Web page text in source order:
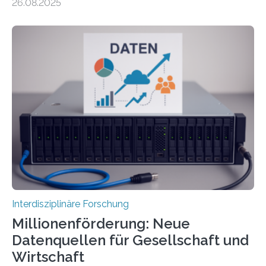
aus der phönizischen Siedlung Mozia, vor der Küste
Rolle von Düften für die Identitätsbildung, die
Erinnerungskultur sowie den interkulturellen Austausch
im Mittelmeerraum der Eisenzeit. Zum ersten Mal hat
ein interdisziplinäres Forscherteam eine umfassende
Analyse der Herstellung, Technologie und Inhalte von
51 keramischen Ölgefäßen aus der phönizischen
Siedlung Mozia auf…
26.08.2025
Interdisziplinäre Forschung
Millionenförderung: Neue
Datenquellen für Gesellschaft und
Wirtschaft